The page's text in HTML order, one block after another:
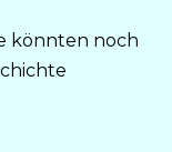
könnten noch